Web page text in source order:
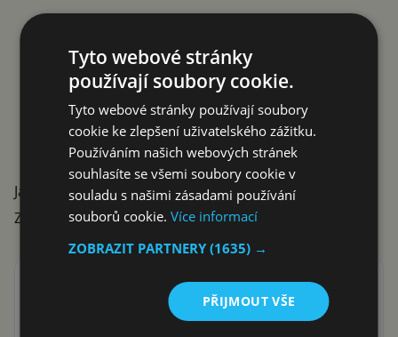
Jak byste nyní vnímali návrat Samsung do Ruska?
Zdroj:
Reuters
Přidat Svět Androida mezi preferované stránky na
Google
ať vám neunikne žádná Android novinka nebo sleva
Tyto webové stránky
používají soubory cookie.
Tyto webové stránky používají soubory
cookie ke zlepšení uživatelského zážitku.
Používáním našich webových stránek
souhlasíte se všemi soubory cookie v
souladu s našimi zásadami používání
souborů cookie.Více informací
ZOBRAZIT PARTNERY(1635) →
PŘIJMOUT VŠE